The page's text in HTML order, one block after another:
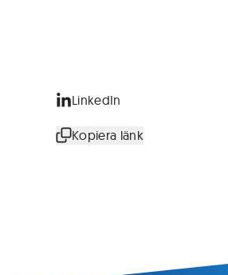
LinkedIn
Kopiera länk